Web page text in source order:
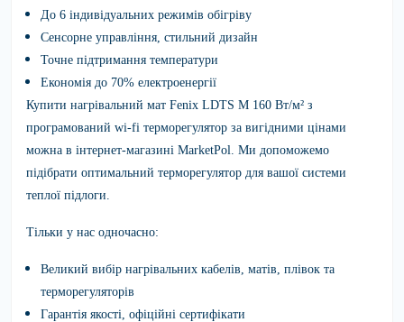
До 6 індивідуальних режимів обігріву
Сенсорне управління, стильний дизайн
Точне підтримання температури
Економія до 70% електроенергії
Купити нагрівальний мат Fenix LDTS M 160 Вт/м² з
програмований wi-fi терморегулятор за вигідними цінами
можна в інтернет-магазині MarketPol . Ми допоможемо
підібрати оптимальний терморегулятор для вашої системи
теплої підлоги.
Тільки у нас одночасно:
Великий вибір нагрівальних кабелів, матів, плівок та
терморегуляторів
Гарантія якості, офіційні сертифікати